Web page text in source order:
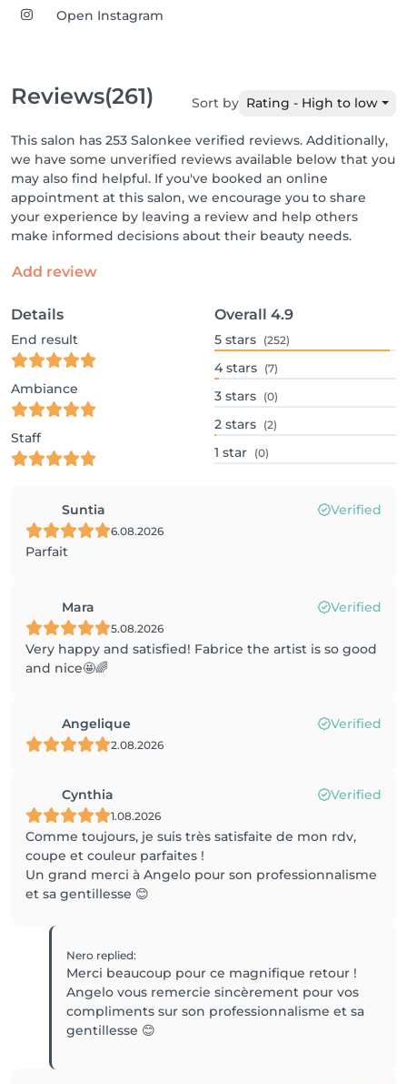
Open Instagram
Reviews(261) Sort by Rating - High to low
This salon has 253 Salonkee verified reviews. Additionally,
we have some unverified reviews available below that you
may also find helpful. If you've booked an online
appointment at this salon, we encourage you to share
your experience by leaving a review and help others
make informed decisions about their beauty needs.
Add review
Details
End result
Ambiance
Staff
Overall 4.9
5 stars (252)
4 stars (7)
3 stars (0)
2 stars (2)
1 star (0)
Suntia Verified
6.08.2026
Parfait
Mara Verified
5.08.2026
Very happy and satisfied! Fabrice the artist is so good
and nice🤩🌈
Angelique Verified
2.08.2026
Cynthia Verified
1.08.2026
Comme toujours, je suis très satisfaite de mon rdv,
coupe et couleur parfaites !
Un grand merci à Angelo pour son professionnalisme
et sa gentillesse 😊
Nero replied:
Merci beaucoup pour ce magnifique retour !
Angelo vous remercie sincèrement pour vos
compliments sur son professionnalisme et sa
gentillesse 😊